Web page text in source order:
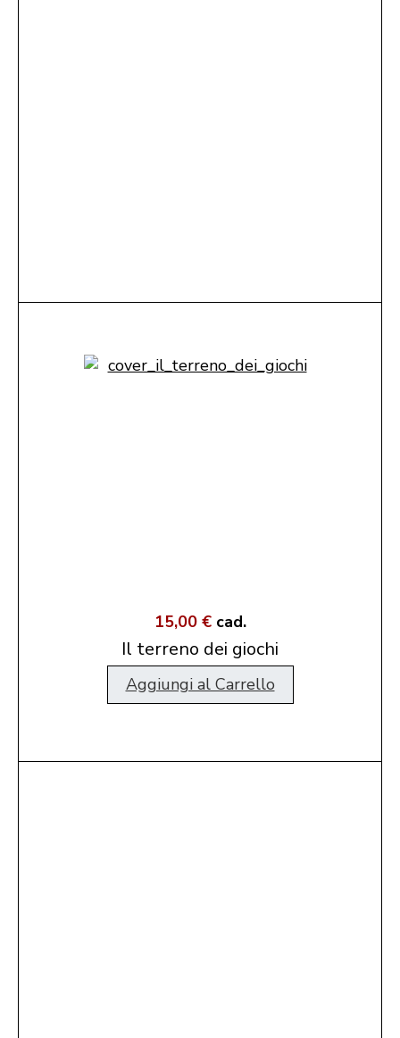
15,00 € cad.
Il terreno dei giochi
Aggiungi al Carrello